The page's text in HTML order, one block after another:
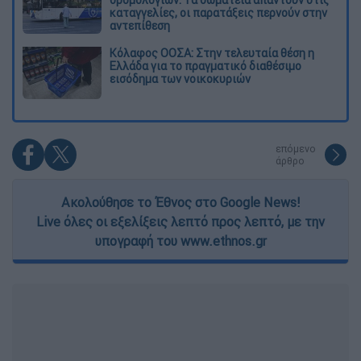
καταγγελίες, οι παρατάξεις περνούν στην
αντεπίθεση
Κόλαφος ΟΟΣΑ: Στην τελευταία θέση η
Ελλάδα για το πραγματικό διαθέσιμο
εισόδημα των νοικοκυριών
επόμενο
άρθρο
Ακολούθησε το Έθνος στο Google News!
Live όλες οι εξελίξεις λεπτό προς λεπτό, με την
υπογραφή του www.ethnos.gr